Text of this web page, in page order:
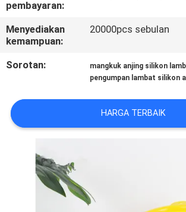
SITEMAP
POLICY
pembayaran:
Menyediakan
kemampuan:
20000pcs sebulan
Sorotan: mangkuk anjing silikon
pengumpan lambat silikon
HARGA TERBAIK